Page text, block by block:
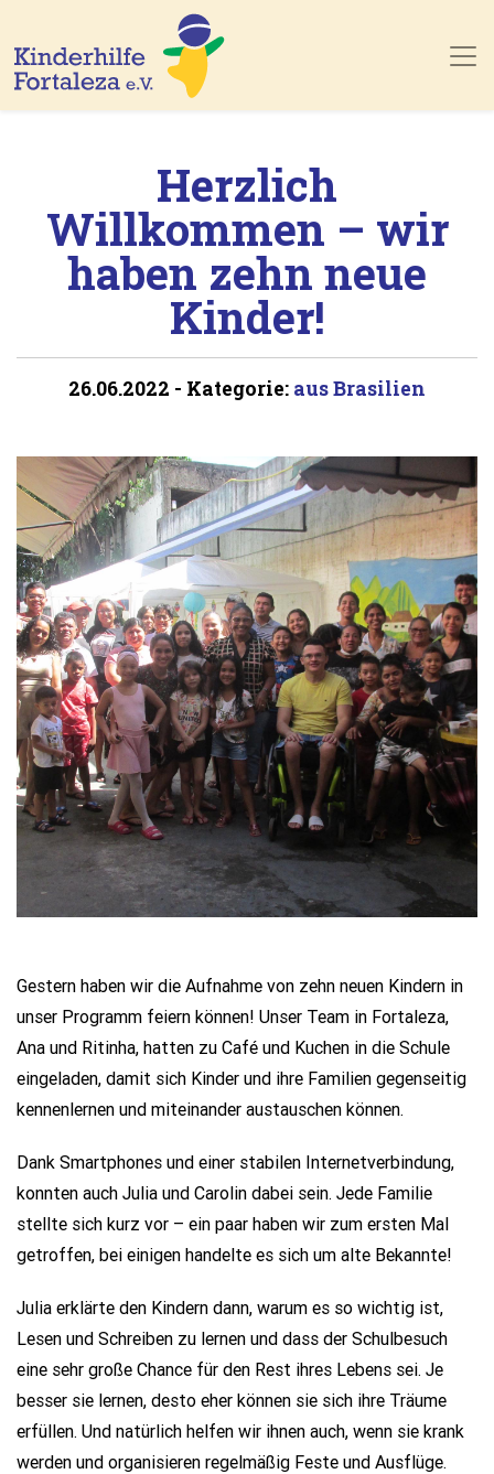
Herzlich
Willkommen – wir
haben zehn neue
Kinder!
26.06.2022 - Kategorie: aus Brasilien
Gestern haben wir die Aufnahme von zehn neuen Kindern in
unser Programm feiern können! Unser Team in Fortaleza,
Ana und Ritinha, hatten zu Café und Kuchen in die Schule
eingeladen, damit sich Kinder und ihre Familien gegenseitig
kennenlernen und miteinander austauschen können.
Dank Smartphones und einer stabilen Internetverbindung,
konnten auch Julia und Carolin dabei sein. Jede Familie
stellte sich kurz vor – ein paar haben wir zum ersten Mal
getroffen, bei einigen handelte es sich um alte Bekannte!
Julia erklärte den Kindern dann, warum es so wichtig ist,
Lesen und Schreiben zu lernen und dass der Schulbesuch
eine sehr große Chance für den Rest ihres Lebens sei. Je
besser sie lernen, desto eher können sie sich ihre Träume
erfüllen. Und natürlich helfen wir ihnen auch, wenn sie krank
werden und organisieren regelmäßig Feste und Ausflüge.